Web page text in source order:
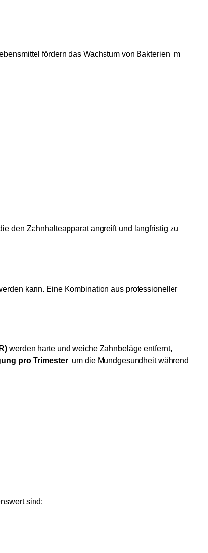
fördern das Wachstum von Bakterien im
den Zahnhalteapparat angreift und langfristig zu
kann. Eine Kombination aus professioneller
werden harte und weiche Zahnbeläge entfernt,
pro Trimester, um die Mundgesundheit während
sind: